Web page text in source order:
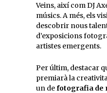
Veins, així com DJ
músics. A més, els
descobrir nous
d’exposicions
artistes emergents.
Per últim, destacar
premiarà la
un defotografia de